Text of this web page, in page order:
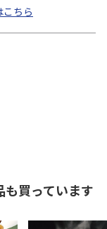
ちら
買っています